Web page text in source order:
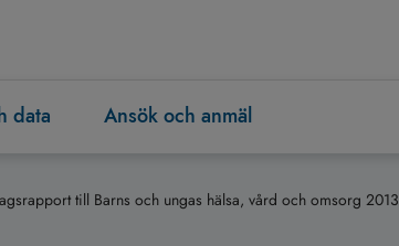
data Ansök och anmäl
till Barns och ungas hälsa, vård och omsorg 2013